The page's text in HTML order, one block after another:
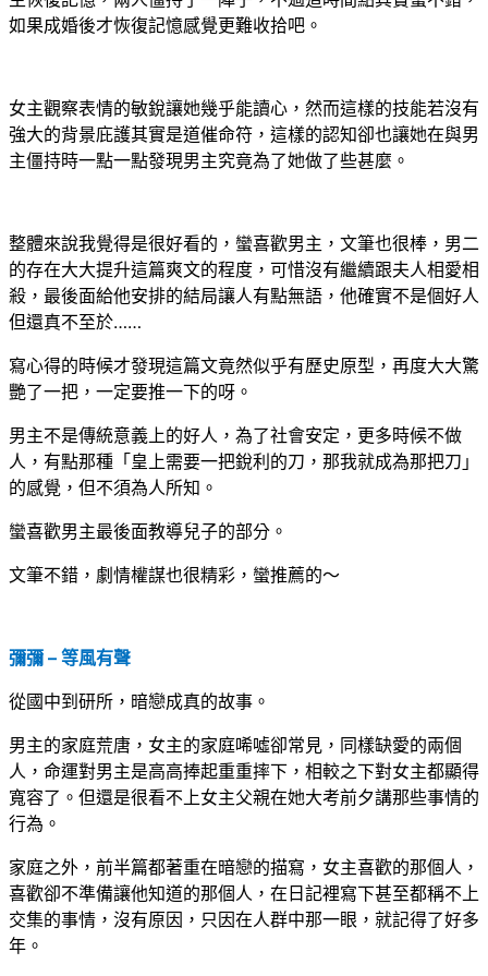
如果成婚後才恢復記憶感覺更難收拾吧。
女主觀察表情的敏銳讓她幾乎能讀心，然而這樣的技能若沒有
強大的背景庇護其實是道催命符，這樣的認知卻也讓她在與男
主僵持時一點一點發現男主究竟為了她做了些甚麼。
整體來說我覺得是很好看的，蠻喜歡男主，文筆也很棒，男二
的存在大大提升這篇爽文的程度，可惜沒有繼續跟夫人相愛相
殺，最後面給他安排的結局讓人有點無語，他確實不是個好人
但還真不至於……
寫心得的時候才發現這篇文竟然似乎有歷史原型，再度大大驚
艷了一把，一定要推一下的呀。
男主不是傳統意義上的好人，為了社會安定，更多時候不做
人，有點那種「皇上需要一把銳利的刀，那我就成為那把刀」
的感覺，但不須為人所知。
蠻喜歡男主最後面教導兒子的部分。
文筆不錯，劇情權謀也很精彩，蠻推薦的～
彌彌 – 等風有聲
從國中到研所，暗戀成真的故事。
男主的家庭荒唐，女主的家庭唏噓卻常見，同樣缺愛的兩個
人，命運對男主是高高捧起重重摔下，相較之下對女主都顯得
寬容了。但還是很看不上女主父親在她大考前夕講那些事情的
行為。
家庭之外，前半篇都著重在暗戀的描寫，女主喜歡的那個人，
喜歡卻不準備讓他知道的那個人，在日記裡寫下甚至都稱不上
交集的事情，沒有原因，只因在人群中那一眼，就記得了好多
年。